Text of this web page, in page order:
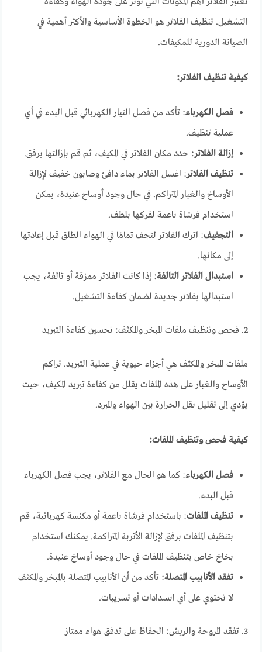
التشغيل. تنظيف الفلاتر هو الخطوة الأساسية والأكثر أهمية في
الصيانة الدورية للمكيفات.
كيفية تنظيف الفلاتر:
فصل الكهرباء: تأكد من فصل التيار الكهربائي قبل البدء في أي
عملية تنظيف.
إزالة الفلاتر: حدد مكان الفلاتر في المكيف، ثم قم بإزالتها برفق.
تنظيف الفلاتر: اغسل الفلاتر بماء دافئ وصابون خفيف لإزالة
الأوساخ والغبار المتراكم. في حال وجود أوساخ عنيدة، يمكن
استخدام فرشاة ناعمة لفركها بلطف.
التجفيف: اترك الفلاتر لتجف تمامًا في الهواء الطلق قبل إعادتها
إلى مكانها.
استبدال الفلاتر التالفة: إذا كانت الفلاتر ممزقة أو تالفة، يجب
استبدالها بفلاتر جديدة لضمان كفاءة التشغيل.
2. فحص وتنظيف ملفات المبخر والمكثف: تحسين كفاءة التبريد
ملفات المبخر والمكثف هي أجزاء حيوية في عملية التبريد. تراكم
الأوساخ والغبار على هذه الملفات يقلل من كفاءة تبريد المكيف، حيث
يؤدي إلى تقليل نقل الحرارة بين الهواء والمبرد.
كيفية فحص وتنظيف الملفات:
فصل الكهرباء: كما هو الحال مع الفلاتر، يجب فصل الكهرباء
قبل البدء.
تنظيف الملفات: باستخدام فرشاة ناعمة أو مكنسة كهربائية، قم
بتنظيف الملفات برفق لإزالة الأتربة المتراكمة. يمكنك استخدام
بخاخ خاص بتنظيف الملفات في حال وجود أوساخ عنيدة.
تفقد الأنابيب المتصلة: تأكد من أن الأنابيب المتصلة بالمبخر والمكثف
لا تحتوي على أي انسدادات أو تسريبات.
3. تفقد المروحة والريش: الحفاظ على تدفق هواء ممتاز